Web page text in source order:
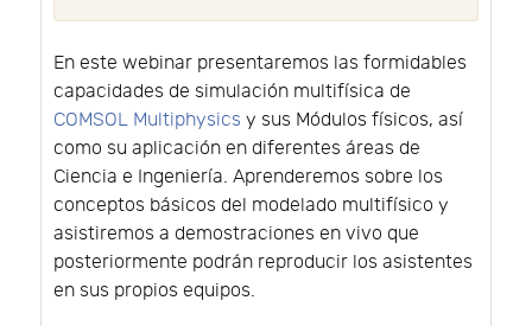
En este webinar presentaremos las formidables
capacidades de simulación multifísica de
COMSOL Multiphysics y sus Módulos físicos, así
como su aplicación en diferentes áreas de
Ciencia e Ingeniería. Aprenderemos sobre los
conceptos básicos del modelado multifísico y
asistiremos a demostraciones en vivo que
posteriormente podrán reproducir los asistentes
en sus propios equipos.